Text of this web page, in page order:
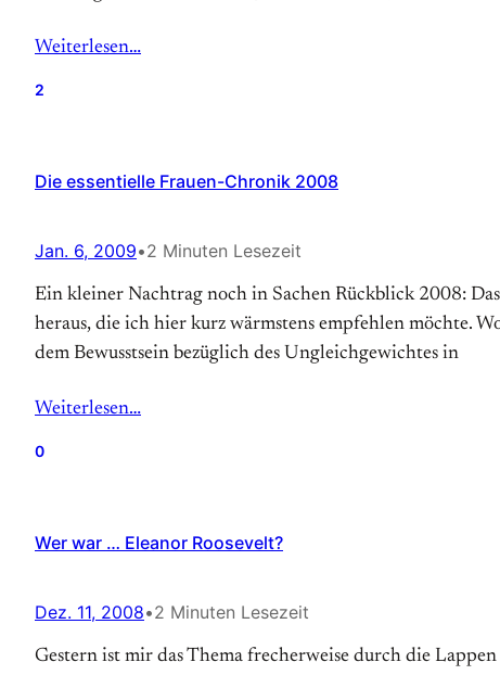
Weiterlesen…
2
Die essentielle Frauen-Chronik 2008
Jan. 6, 2009•2 Minuten Lesezeit
Ein kleiner Nachtrag noch in Sachen Rückblick 2008:
heraus, die ich hier kurz wärmstens empfehlen möchte.
dem Bewusstsein bezüglich des Ungleichgewichtes in
Weiterlesen…
0
Wer war … Eleanor Roosevelt?
Dez. 11, 2008•2 Minuten Lesezeit
Gestern ist mir das Thema frecherweise durch die